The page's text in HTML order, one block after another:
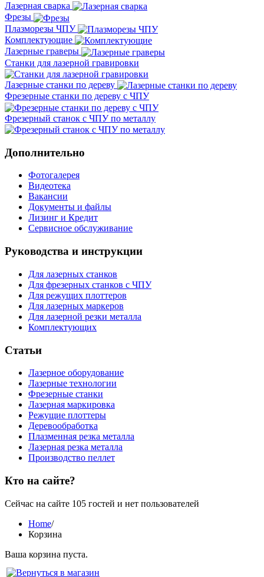
Лазерная сварка
Фрезы
Плазморезы ЧПУ
Комплектующие
Лазерные граверы
Станки для лазерной гравировки
Лазерные станки по дереву
Фрезерные станки по дереву с ЧПУ
Фрезерный станок с ЧПУ по металлу
Дополнительно
Фотогалерея
Видеотека
Вакансии
Документы и файлы
Лизинг и Кредит
Сервисное обслуживание
Руководства и инструкции
Для лазерных станков
Для фрезерных станков с ЧПУ
Для режущих плоттеров
Для лазерных маркеров
Для лазерной резки металла
Комплектующих
Статьи
Лазерное оборудование
Лазерные технологии
Фрезерные станки
Лазерная маркировка
Режущие плоттеры
Деревообработка
Плазменная резка металла
Лазерная резка металла
Производство пеллет
Кто на сайте?
Сейчас на сайте 105 гостей и нет пользователей
Home/
Корзина
Ваша корзина пуста.